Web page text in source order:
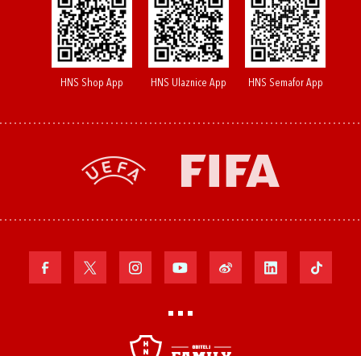
HNS Shop App HNS Ulaznice App HNS Semafor App